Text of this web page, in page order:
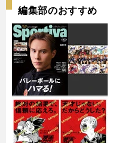
編集部のおすすめ